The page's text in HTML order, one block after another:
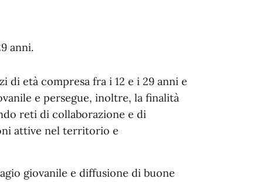
anni.
di età compresa fra i 12 e i 29 anni e
e persegue, inoltre, la finalità
reti di collaborazione e di
attive nel territorio e
giovanile e diffusione di buone